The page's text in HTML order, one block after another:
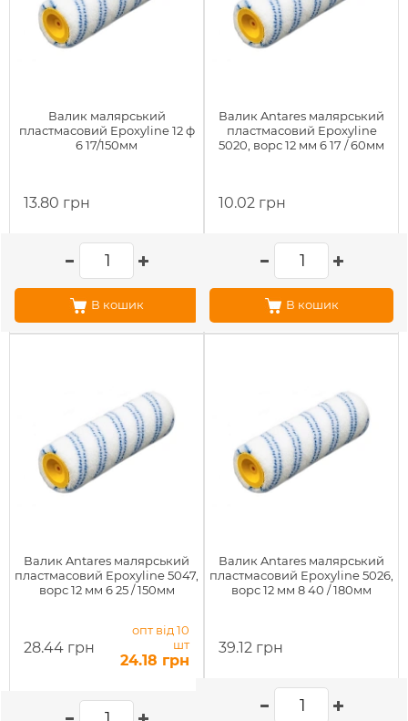
Валик малярський
пластмасовий Epoxyline 12 ф
6 17/150мм
13.80 грн
В кошик
Валик Antares малярський
пластмасовий Epoxyline
5020, ворс 12 мм 6 17 / 60мм
10.02 грн
В кошик
Валик Antares малярський
пластмасовий Epoxyline 5047,
ворс 12 мм 6 25 / 150мм
28.44 грн
опт від 10
шт
24.18 грн
Валик Antares малярський
пластмасовий Epoxyline 5026,
ворс 12 мм 8 40 / 180мм
39.12 грн